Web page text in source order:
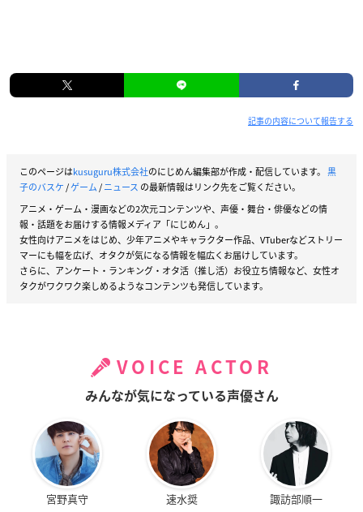
記事の内容について報告する
このページはkusuguru株式会社のにじめん編集部が作成・配信しています。 黒
子のバスケ/ゲーム/ニュース の最新情報はリンク先をご覧ください。
アニメ・ゲーム・漫画などの2次元コンテンツや、声優・舞台・俳優などの情
報・話題をお届けする情報メディア「にじめん」。
女性向けアニメをはじめ、少年アニメやキャラクター作品、VTuberなどストリー
マーにも幅を広げ、オタクが気になる情報を幅広くお届けしています。
さらに、アンケート・ランキング・オタ活（推し活）お役立ち情報など、女性オ
タクがワクワク楽しめるようなコンテンツも発信しています。
VOICE ACTOR
みんなが気になっている声優さん
宮野真守 速水奨 諏訪部順一